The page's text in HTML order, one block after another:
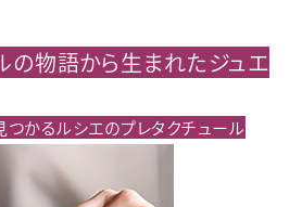
の物語から生まれたジュエ
つかるルシエのプレタクチュール